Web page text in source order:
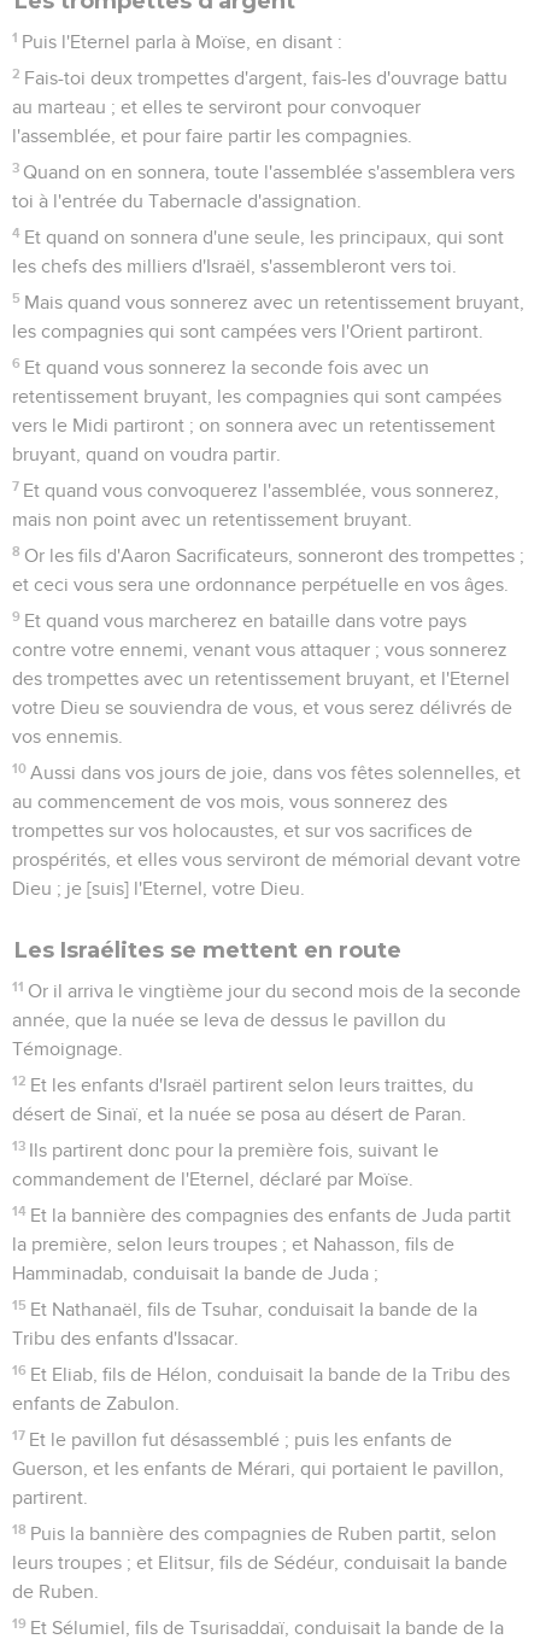
1 Puis l'Eternel parla à Moïse, en disant :
2 Fais-toi deux trompettes d'argent, fais-les d'ouvrage battu
au marteau ; et elles te serviront pour convoquer
l'assemblée, et pour faire partir les compagnies.
3 Quand on en sonnera, toute l'assemblée s'assemblera vers
toi à l'entrée du Tabernacle d'assignation.
4 Et quand on sonnera d'une seule, les principaux, qui sont
les chefs des milliers d'Israël, s'assembleront vers toi.
5 Mais quand vous sonnerez avec un retentissement bruyant,
les compagnies qui sont campées vers l'Orient partiront.
6 Et quand vous sonnerez la seconde fois avec un
retentissement bruyant, les compagnies qui sont campées
vers le Midi partiront ; on sonnera avec un retentissement
bruyant, quand on voudra partir.
7 Et quand vous convoquerez l'assemblée, vous sonnerez,
mais non point avec un retentissement bruyant.
8 Or les fils d'Aaron Sacrificateurs, sonneront des trompettes ;
et ceci vous sera une ordonnance perpétuelle en vos âges.
9 Et quand vous marcherez en bataille dans votre pays
contre votre ennemi, venant vous attaquer ; vous sonnerez
des trompettes avec un retentissement bruyant, et l'Eternel
votre Dieu se souviendra de vous, et vous serez délivrés de
vos ennemis.
10 Aussi dans vos jours de joie, dans vos fêtes solennelles, et
au commencement de vos mois, vous sonnerez des
trompettes sur vos holocaustes, et sur vos sacrifices de
prospérités, et elles vous serviront de mémorial devant votre
Dieu ; je [suis] l'Eternel, votre Dieu.
Les Israélites se mettent en route
11 Or il arriva le vingtième jour du second mois de la seconde
année, que la nuée se leva de dessus le pavillon du
Témoignage.
12 Et les enfants d'Israël partirent selon leurs traittes, du
désert de Sinaï, et la nuée se posa au désert de Paran.
13 Ils partirent donc pour la première fois, suivant le
commandement de l'Eternel, déclaré par Moïse.
14 Et la bannière des compagnies des enfants de Juda partit
la première, selon leurs troupes ; et Nahasson, fils de
Hamminadab, conduisait la bande de Juda ;
15 Et Nathanaël, fils de Tsuhar, conduisait la bande de la
Tribu des enfants d'Issacar.
16 Et Eliab, fils de Hélon, conduisait la bande de la Tribu des
enfants de Zabulon.
17 Et le pavillon fut désassemblé ; puis les enfants de
Guerson, et les enfants de Mérari, qui portaient le pavillon,
partirent.
18 Puis la bannière des compagnies de Ruben partit, selon
leurs troupes ; et Elitsur, fils de Sédéur, conduisait la bande
de Ruben.
19 Et Sélumiel, fils de Tsurisaddaï, conduisait la bande de la